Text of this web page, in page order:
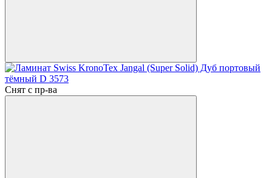
Снят с пр-ва